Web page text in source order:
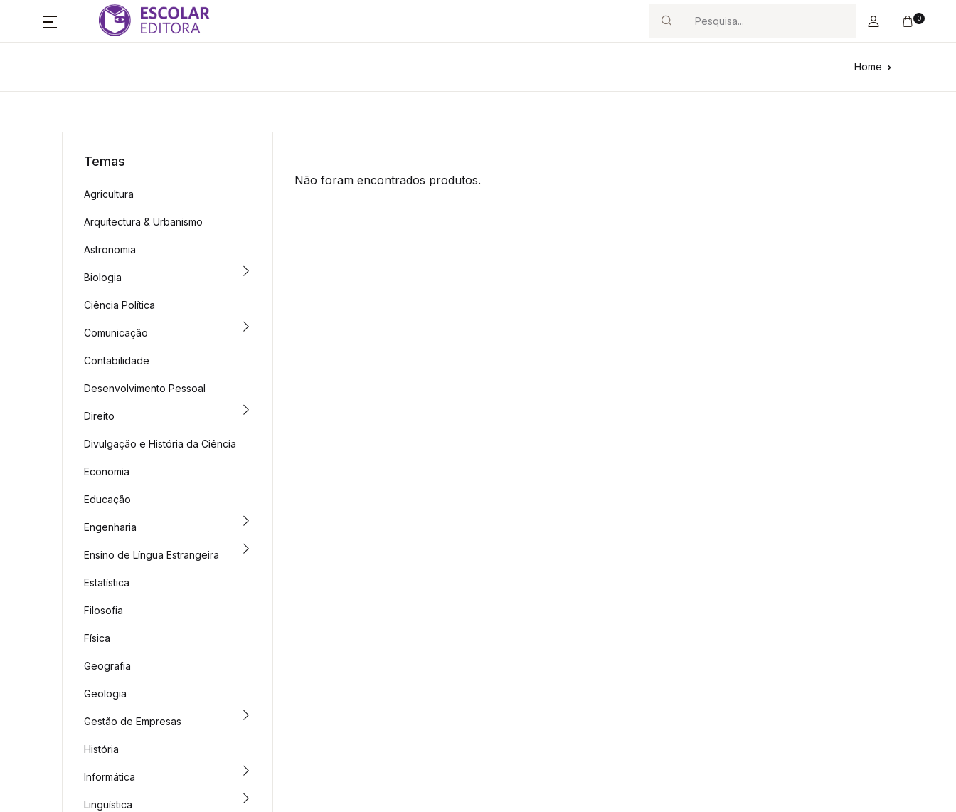
Search
0
Home
Não foram encontrados produtos.
Temas
Agricultura
Arquitectura & Urbanismo
Astronomia
Biologia
Ciência Política
Comunicação
Contabilidade
Desenvolvimento Pessoal
Direito
Divulgação e História da Ciência
Economia
Educação
Engenharia
Ensino de Língua Estrangeira
Estatística
Filosofia
Física
Geografia
Geologia
Gestão de Empresas
História
Informática
Linguística